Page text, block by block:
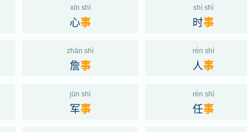
xīn shì
心事
shí shì
时事
zhān shì
詹事
rén shì
人事
jūn shì
军事
rèn shì
任事